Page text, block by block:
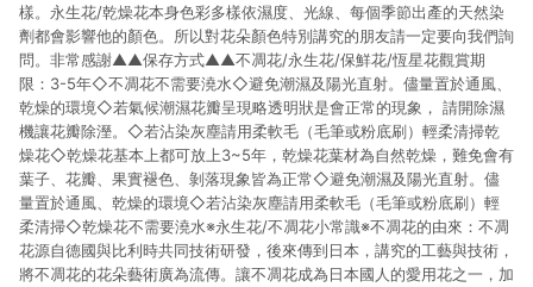
樣。永生花/乾燥花本身色彩多樣依濕度、光線、每個季節出產的天然染
劑都會影響他的顏色。所以對花朵顏色特別講究的朋友請一定要向我們詢
問。非常感謝▲▲保存方式▲▲不凋花/永生花/保鮮花/恆星花觀賞期
限：3-5年◇不凋花不需要澆水◇避免潮濕及陽光直射。儘量置於通風、
乾燥的環境◇若氣候潮濕花瓣呈現略透明狀是會正常的現象， 請開除濕
機讓花瓣除溼。◇若沾染灰塵請用柔軟毛（毛筆或粉底刷）輕柔清掃乾
燥花◇乾燥花基本上都可放上3~5年，乾燥花葉材為自然乾燥，難免會有
葉子、花瓣、果實褪色、剝落現象皆為正常◇避免潮濕及陽光直射。儘
量置於通風、乾燥的環境◇若沾染灰塵請用柔軟毛（毛筆或粉底刷）輕
柔清掃◇乾燥花不需要澆水※永生花/不凋花小常識※不凋花的由來：不凋
花源自德國與比利時共同技術研發，後來傳到日本，講究的工藝與技術，
將不凋花的花朵藝術廣為流傳。讓不凋花成為日本國人的愛用花之一，加